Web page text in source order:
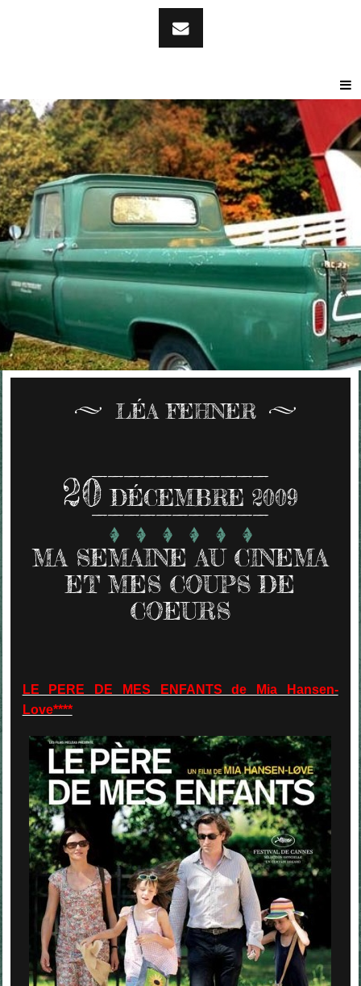
LÉA FEHNER
20 DÉCEMBRE 2009
MA SEMAINE AU CINEMA
ET MES COUPS DE
COEURS
LE PERE DE MES ENFANTS de Mia Hansen-
Love****